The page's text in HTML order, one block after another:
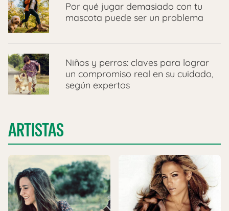
Por qué jugar demasiado con tu
mascota puede ser un problema
Niños y perros: claves para lograr
un compromiso real en su cuidado,
según expertos
ARTISTAS